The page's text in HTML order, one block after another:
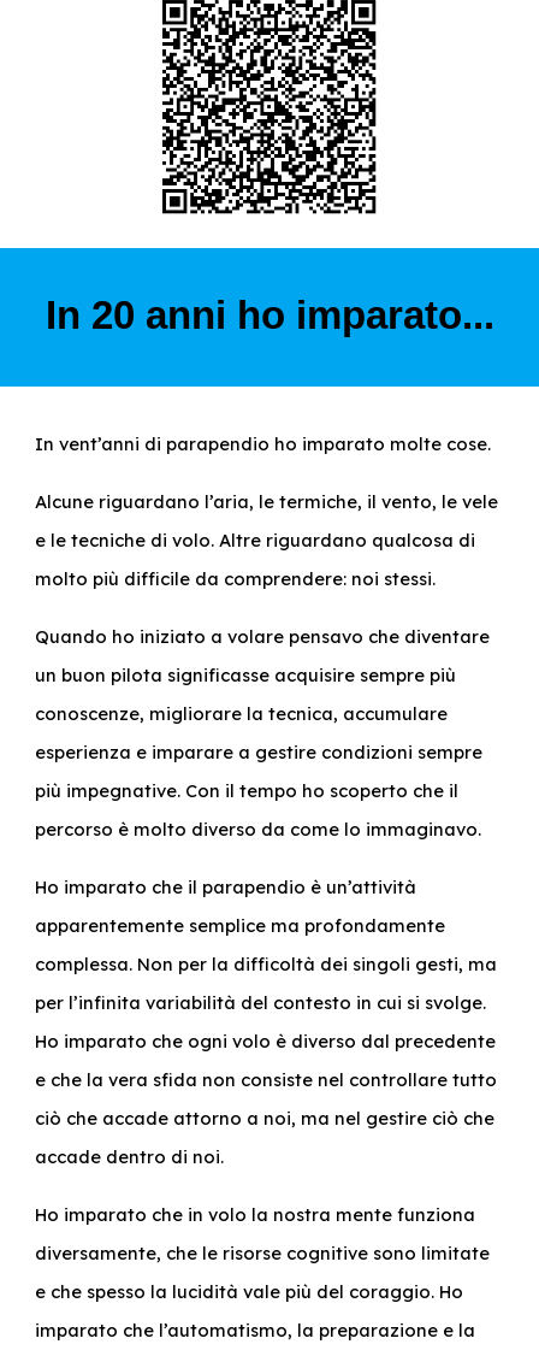
In 20 anni ho imparato...
In vent’anni di parapendio ho imparato molte cose.
Alcune riguardano l’aria, le termiche, il vento, le vele
e le tecniche di volo. Altre riguardano qualcosa di
molto più difficile da comprendere: noi stessi.
Quando ho iniziato a volare pensavo che diventare
un buon pilota significasse acquisire sempre più
conoscenze, migliorare la tecnica, accumulare
esperienza e imparare a gestire condizioni sempre
più impegnative. Con il tempo ho scoperto che il
percorso è molto diverso da come lo immaginavo.
Ho imparato che il parapendio è un’attività
apparentemente semplice ma profondamente
complessa. Non per la difficoltà dei singoli gesti, ma
per l’infinita variabilità del contesto in cui si svolge.
Ho imparato che ogni volo è diverso dal precedente
e che la vera sfida non consiste nel controllare tutto
ciò che accade attorno a noi, ma nel gestire ciò che
accade dentro di noi.
Ho imparato che in volo la nostra mente funziona
diversamente, che le risorse cognitive sono limitate
e che spesso la lucidità vale più del coraggio. Ho
imparato che l’automatismo, la preparazione e la